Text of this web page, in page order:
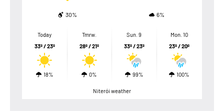
30% 6%
Today
33º / 23º
18%
Tmrw.
28º / 21º
0%
Sun. 9
33º / 23º
99%
Mon. 10
23º / 20º
100%
Niterói weather